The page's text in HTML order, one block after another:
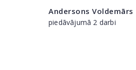
Andersons Voldemārs
piedāvājumā 2 darbi